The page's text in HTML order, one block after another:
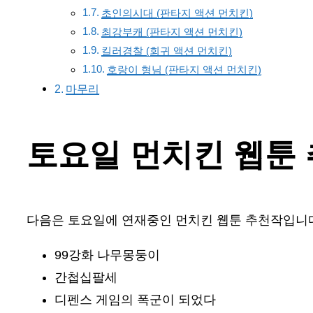
초인의시대 (판타지 액션 먼치킨)
최강부캐 (판타지 액션 먼치킨)
킬러경찰 (회귀 액션 먼치킨)
호랑이 형님 (판타지 액션 먼치킨)
마무리
토요일 먼치킨 웹툰
다음은 토요일에 연재중인 먼치킨 웹툰 추천작입니
99강화 나무몽둥이
간첩십팔세
디펜스 게임의 폭군이 되었다